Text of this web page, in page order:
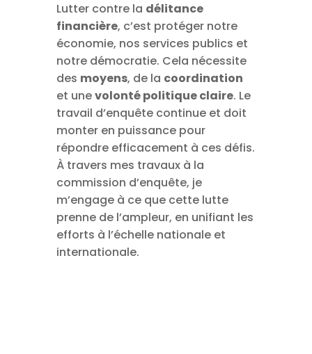
Lutter contre la délitance
financière, c’est protéger notre
économie, nos services publics et
notre démocratie. Cela nécessite
des moyens, de la coordination
et unevolonté politique claire. Le
travail d’enquête continue et doit
monter en puissance pour
répondre efficacement à ces défis.
À travers mes travaux à la
commission d’enquête, je
m’engage à ce que cette lutte
prenne de l’ampleur, en unifiant les
efforts à l’échelle nationale et
internationale.